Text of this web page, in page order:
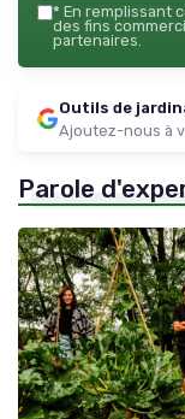
* En remplissant
des fins
partenaires.
Outils de
Ajoutez-nous à
Parole